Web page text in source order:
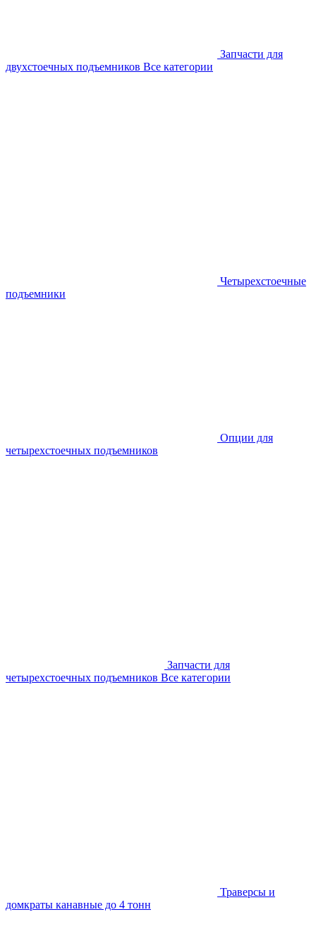
Запчасти для
двухстоечных подъемников Все категории
Четырехстоечные
подъемники
Опции для
четырехстоечных подъемников
Запчасти для
четырехстоечных подъемников Все категории
Траверсы и
домкраты канавные до 4 тонн